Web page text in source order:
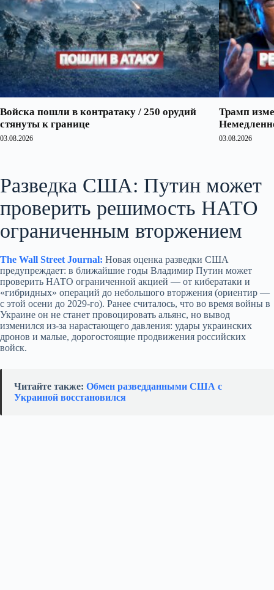
Войска пошли в контратаку / 250 орудий
стянуты к границе
03.08.2026
Трамп
03.08.2026
Разведка США: Путин может
проверить решимость НАТО
ограниченным вторжением
The Wall Street Journal: Новая оценка разведки США
предупреждает: в ближайшие годы Владимир Путин может
проверить НАТО ограниченной акцией — от кибератаки и
«гибридных» операций до небольшого вторжения (ориентир —
с этой осени до 2029‑го). Ранее считалось, что во время войны в
Украине он не станет провоцировать альянс, но вывод
изменился из‑за нарастающего давления: удары украинских
дронов и малые, дорогостоящие продвижения российских
войск.
Читайте также: Обмен разведданными США с
Украиной восстановился